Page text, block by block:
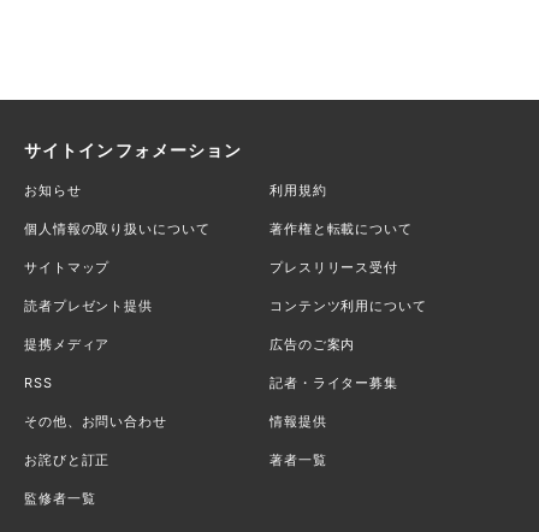
サイトインフォメーション
お知らせ 利用規約
個人情報の取り扱いについて 著作権と転載について
サイトマップ プレスリリース受付
読者プレゼント提供 コンテンツ利用について
提携メディア 広告のご案内
RSS 記者・ライター募集
その他、お問い合わせ 情報提供
お詫びと訂正 著者一覧
監修者一覧